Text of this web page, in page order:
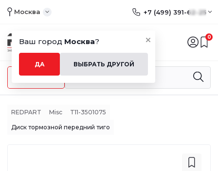
Ваш город Москва?
ДА ВЫБРАТЬ ДРУГОЙ
Москва +7 (499) 391-62-25
0
Меню
REDPART Misc T11-3501075
Диск тормозной передний тиго